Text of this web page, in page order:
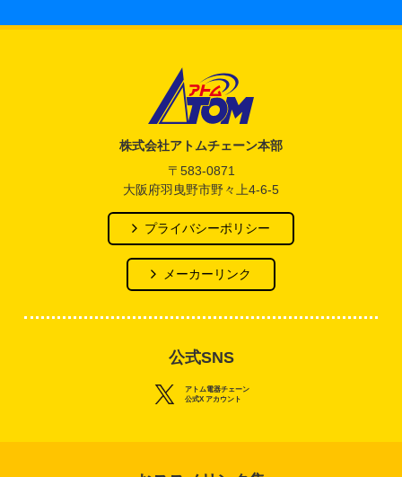
株式会社アトムチェーン本部
〒583-0871
大阪府羽曳野市野々上4-6-5
プライバシーポリシー
メーカーリンク
公式SNS
アトム電器チェーン
公式X アカウント